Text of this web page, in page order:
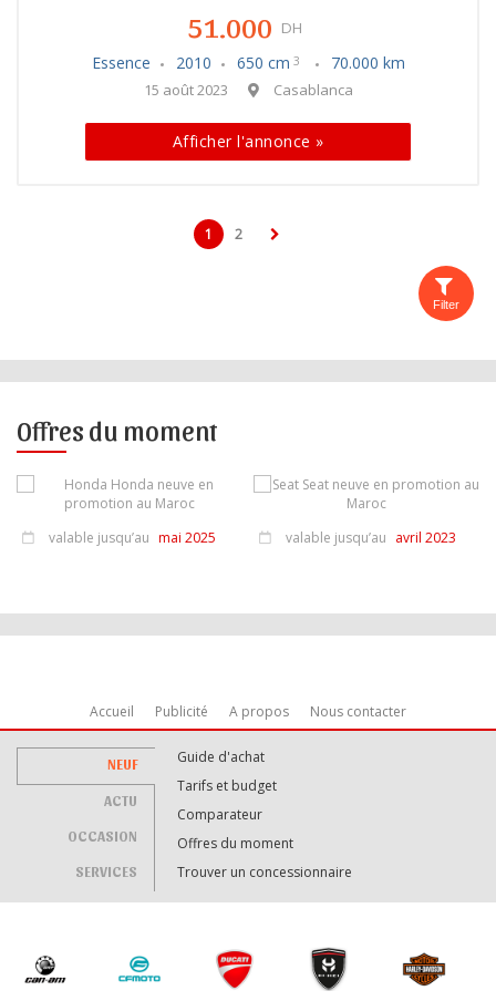
51.000 DH
Essence 2010 650 cm 3 70.000 km
15 août 2023 Casablanca
Afficher l'annonce »
1 2
Filter
Offres du moment
valable jusqu’au mai 2025 valable jusqu’au avril 2023
Accueil Publicité A propos Nous contacter
NEUF
ACTU
OCCASION
SERVICES
Guide d'achat
Tarifs et budget
Comparateur
Offres du moment
Trouver un concessionnaire